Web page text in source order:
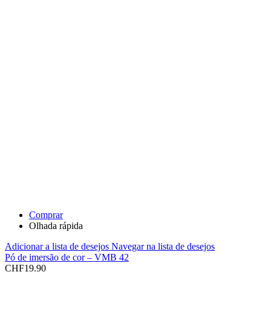
Comprar
Olhada rápida
Adicionar a lista de desejos Navegar na lista de desejos
Pó de imersão de cor – VMB 42
CHF19.90